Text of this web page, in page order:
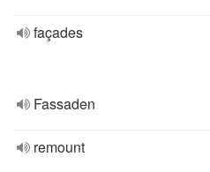
façades
Fassaden
remount